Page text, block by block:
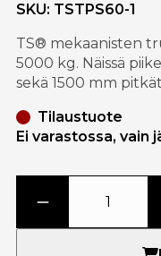
SKU: TSTPS60-1
TS® mekaanisten
5000 kg. Näissä
sekä 1500 mm
Tilaustuote
Ei varastossa, vain